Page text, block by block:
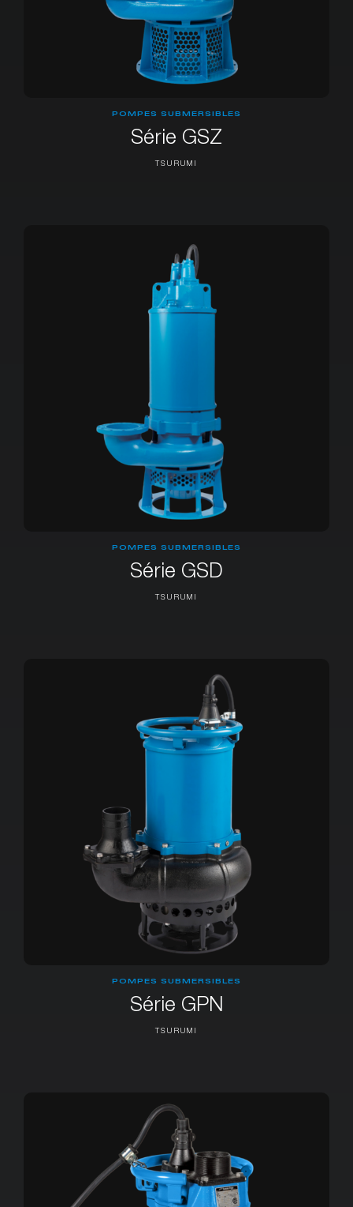
POMPES SUBMERSIBLES
Série GSZ
TSURUMI
POMPES SUBMERSIBLES
Série GSD
TSURUMI
POMPES SUBMERSIBLES
Série GPN
TSURUMI